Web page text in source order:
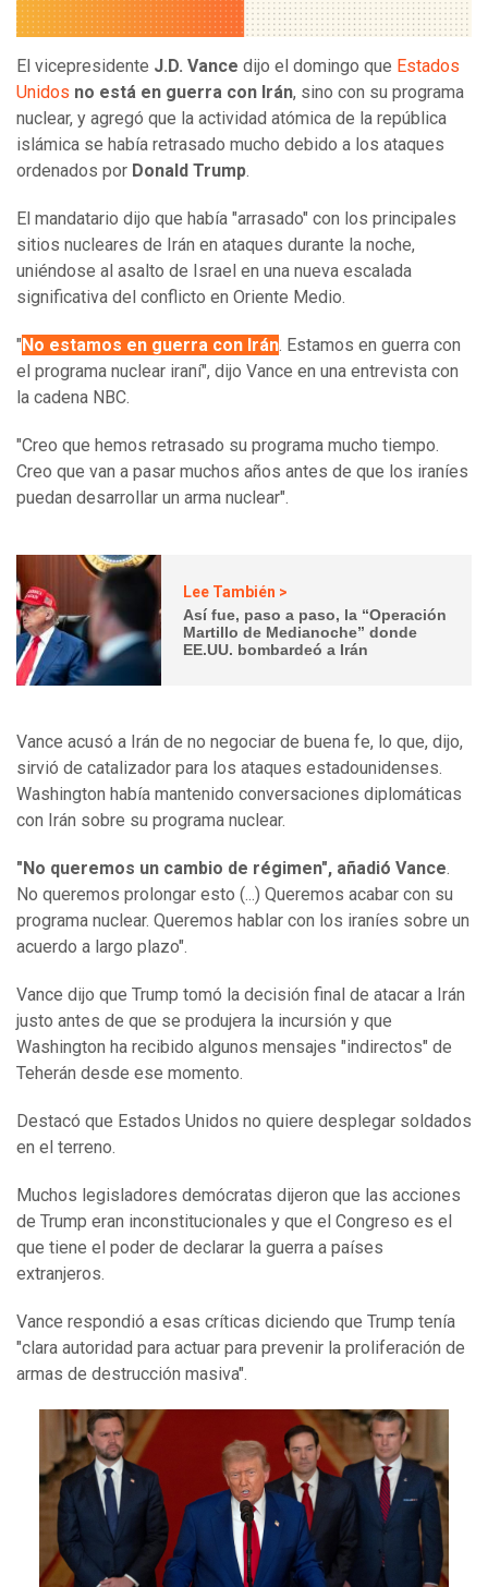
El vicepresidente J.D. Vance dijo el domingo que Estados
Unidos no está en guerra con Irán, sino con su programa
nuclear, y agregó que la actividad atómica de la república
islámica se había retrasado mucho debido a los ataques
ordenados por Donald Trump.
El mandatario dijo que había "arrasado" con los principales
sitios nucleares de Irán en ataques durante la noche,
uniéndose al asalto de Israel en una nueva escalada
significativa del conflicto en Oriente Medio.
"No estamos en guerra con Irán. Estamos en guerra con
el programa nuclear iraní", dijo Vance en una entrevista con
la cadena NBC.
"Creo que hemos retrasado su programa mucho tiempo.
Creo que van a pasar muchos años antes de que los iraníes
puedan desarrollar un arma nuclear".
Lee También >
Así fue, paso a paso, la “Operación
Martillo de Medianoche” donde
EE.UU. bombardeó a Irán
Vance acusó a Irán de no negociar de buena fe, lo que, dijo,
sirvió de catalizador para los ataques estadounidenses.
Washington había mantenido conversaciones diplomáticas
con Irán sobre su programa nuclear.
"No queremos un cambio de régimen", añadió Vance.
No queremos prolongar esto (...) Queremos acabar con su
programa nuclear. Queremos hablar con los iraníes sobre un
acuerdo a largo plazo".
Vance dijo que Trump tomó la decisión final de atacar a Irán
justo antes de que se produjera la incursión y que
Washington ha recibido algunos mensajes "indirectos" de
Teherán desde ese momento.
Destacó que Estados Unidos no quiere desplegar soldados
en el terreno.
Muchos legisladores demócratas dijeron que las acciones
de Trump eran inconstitucionales y que el Congreso es el
que tiene el poder de declarar la guerra a países
extranjeros.
Vance respondió a esas críticas diciendo que Trump tenía
"clara autoridad para actuar para prevenir la proliferación de
armas de destrucción masiva".